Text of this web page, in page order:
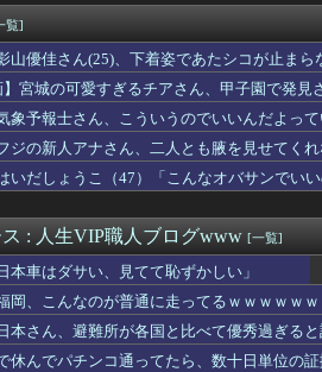
細身なビキニ姿がHすぎる
、打球が飛ばずセンターフライ…ベンチに
百戦錬磨のストライカー加入！ 35歳ウェル
乗ってスカート短くしすぎちゃったｗ」ﾊﾟｼ
マナーを破らないように」海外の反応
戦争に突入するための戦争式典だ」 パヨク
の始球式ｗ
強制置き配は止めておくべき」とユーザー
愛くない無理！」と言って子供を置いて出
熊本震災ボランティアで熱中症疑い「水風
！またタイムリーで同点に追いつく
ールを飲んだら2杯目で急性アルコール中
ん、ヱチヱチ限界点を超えてしまう
ん、青く変色したにんにくが出てきてブチギ
本の警察官をケルナグールｗｗｗｗｗｗｗｗ
ってくれええええええ(買わない)」
覧]
山優佳さん(25)、下着姿であたシコが止まら
】宮城の可愛すぎるチアさん、甲子園で発見
象予報士さん、こういうのでいいんだよって
ジの新人アナさん、二人とも腋を見せてく
いだしょうこ（47）「こんなオバサンでい
: 人生VIP職人ブログwww [一覧]
本車はダサい、見てて恥ずかしい」
岡、こんなのが普通に走ってるｗｗｗｗｗ
本さん、避難所が各国と比べて優秀過ぎる
休んでパチンコ通ってたら、数十日単位の